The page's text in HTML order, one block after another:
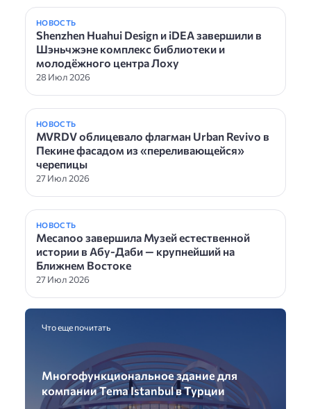
НОВОСТЬ
Shenzhen Huahui Design и iDEA завершили в
Шэньчжэне комплекс библиотеки и
молодёжного центра Лоху
28 Июл 2026
НОВОСТЬ
MVRDV облицевало флагман Urban Revivo в
Пекине фасадом из «переливающейся»
черепицы
27 Июл 2026
НОВОСТЬ
Mecanoo завершила Музей естественной
истории в Абу-Даби — крупнейший на
Ближнем Востоке
27 Июл 2026
Что еще почитать
Многофункциональное здание для
компании Tema Istanbul в Турции